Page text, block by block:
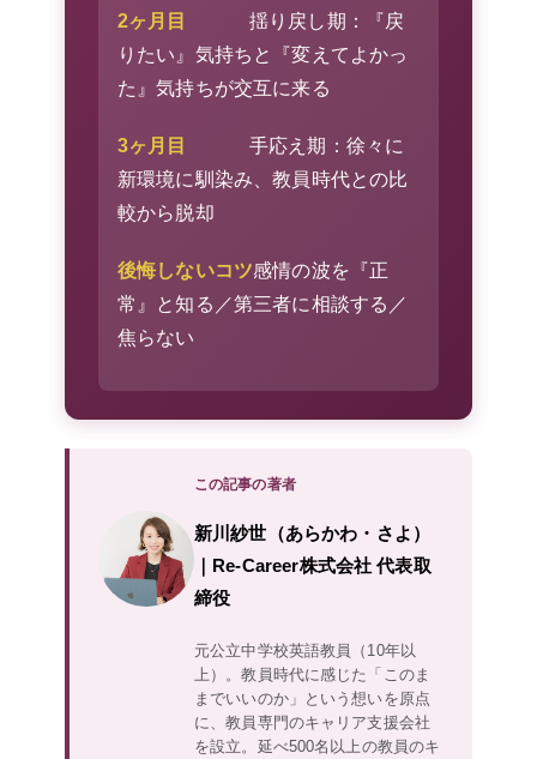
2ヶ月目
揺り戻し期：『戻
りたい』気持ちと『変えてよかっ
た』気持ちが交互に来る
3ヶ月目
手応え期：徐々に
新環境に馴染み、教員時代との比
較から脱却
後悔しないコツ感情の波を『正
常』と知る／第三者に相談する／
焦らない
この記事の著者
新川紗世（あらかわ・さよ）
｜Re-Career株式会社 代表取
締役
元公立中学校英語教員（10年以
上）。教員時代に感じた「このま
までいいのか」という想いを原点
に、教員専門のキャリア支援会社
を設立。延べ500名以上の教員のキ